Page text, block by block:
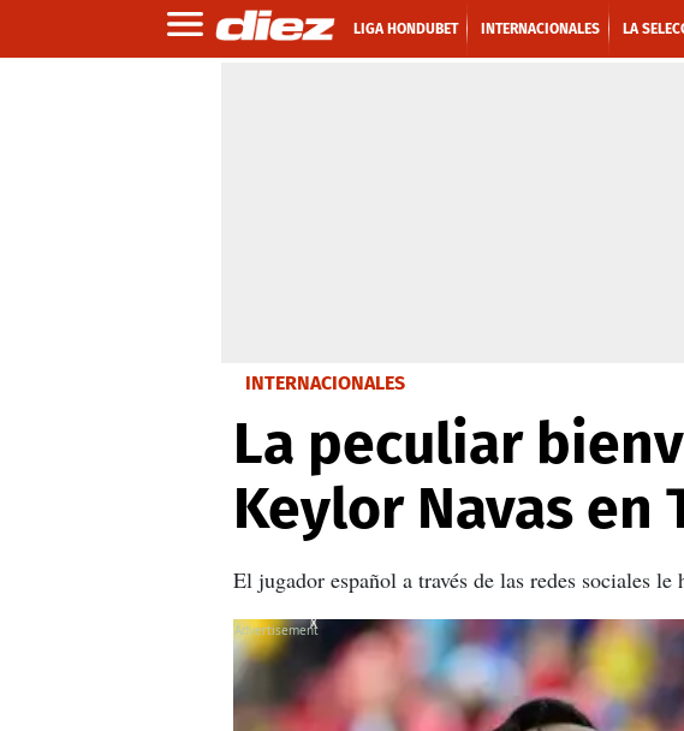
LIGA HONDUBET INTERNACIONALES LA
INTERNACIONALES
La peculiar
Keylor Navas en
El jugador español a través de las redes sociales
X